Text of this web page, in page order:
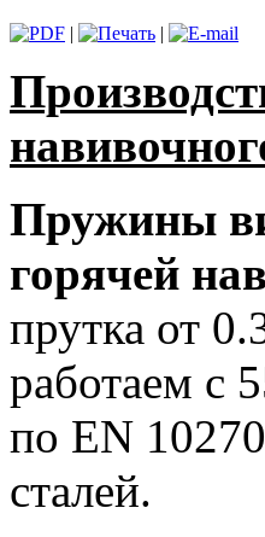
| |
Пружины
горячей
прутка от
работаем с
по EN
сталей.